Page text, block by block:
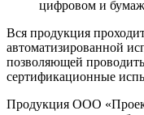
цифровом и
Вся продукция
автоматизированной
позволяющей
сертификационные
Продукция ООО